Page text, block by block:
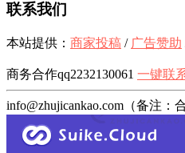
联系我们
本站提供： 商家投稿 / 广告赞助
商务合作qq2232130061 一键联
info@zhujicankao.com（备注：